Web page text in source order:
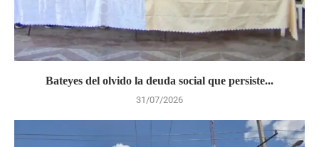
Bateyes del olvido la deuda social que persiste...
31/07/2026